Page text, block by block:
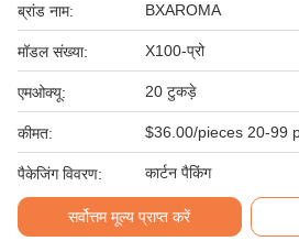
ब्रांड नाम: BXAROMA
मॉडल संख्या: X100-प्रो
एमओक्यू: 20 टुकड़े
कीमत: $36.00/pieces 20-99
पैकेजिंग विवरण: कार्टन पैकिंग
सर्वोत्तम मूल्य प्राप्त करें